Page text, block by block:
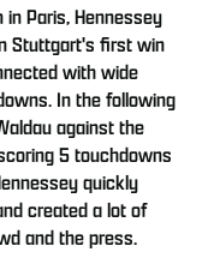
Paris, Hennessey
Stuttgart's first win
with wide
In the following
against the
5 touchdowns
quickly
created a lot of
and the press.